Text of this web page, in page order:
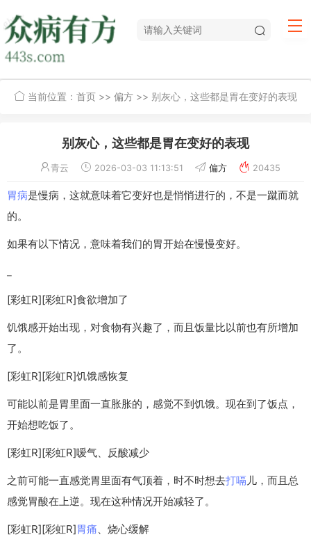
当前位置： 首页 >> 偏方 >> 别灰心，这些都是胃在变好的表现
别灰心，这些都是胃在变好的表现
青云 2026-03-03 11:13:51 偏方 20435
胃病是慢病，这就意味着它变好也是悄悄进行的，不是一蹴而就
的。
如果有以下情况，意味着我们的胃开始在慢慢变好。
[彩虹R][彩虹R]食欲增加了
饥饿感开始出现，对食物有兴趣了，而且饭量比以前也有所增加
了。
[彩虹R][彩虹R]饥饿感恢复
可能以前是胃里面一直胀胀的，感觉不到饥饿。现在到了饭点，
开始想吃饭了。
[彩虹R][彩虹R]嗳气、反酸减少
之前可能一直感觉胃里面有气顶着，时不时想去打嗝儿，而且总
感觉胃酸在上逆。现在这种情况开始减轻了。
[彩虹R][彩虹R]胃痛、烧心缓解